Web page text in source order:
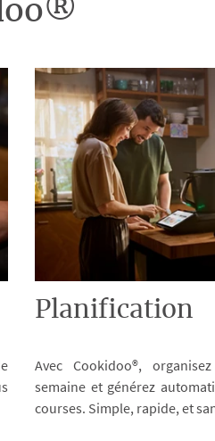
Planification
Avec Cookidoo®,
semaine et générez
courses. Simple, rapide, et